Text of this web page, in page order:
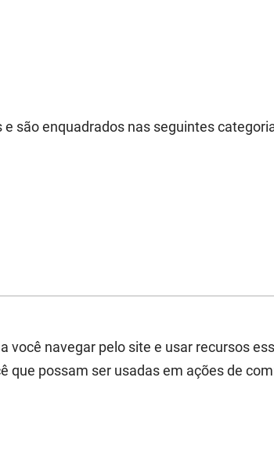
são enquadrados nas seguintes
você navegar pelo site e usar recursos
possam ser usadas em ações de